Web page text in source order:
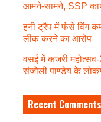
आमने-सामने, SSP
हनी ट्रैप में फंसे विंग
लीक करने का आरोप
वसई में कजरी
संजोली पाण्डेय के
Recent Comments